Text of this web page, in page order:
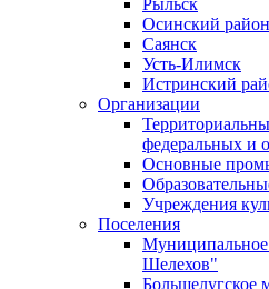
Осинский район
Саянск
Усть-Илимск
Истринский
Организации
федеральных и
Основные
Учреждения
Поселения
Муниципальное
Шелехов"
Большелугское